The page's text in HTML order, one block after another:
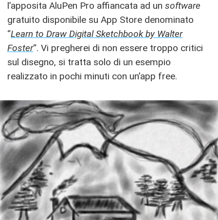
l’apposita AluPen Pro affiancata ad un software
gratuito disponibile su App Store denominato
“Learn to Draw Digital Sketchbook by Walter
Foster“. Vi pregherei di non essere troppo critici
sul disegno, si tratta solo di un esempio
realizzato in pochi minuti con un’app free.